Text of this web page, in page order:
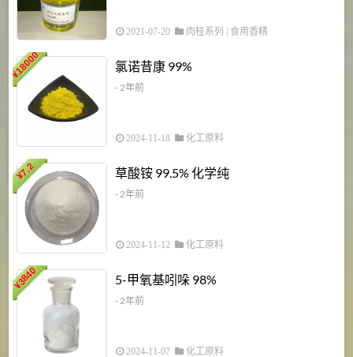
2021-07-20 肉桂系列 食用香精
¥
18000 氯诺昔康 99%
- 2年前
2024-11-18 化工原料
¥
7.2 草酸铵 99.5% 化学纯
- 2年前
2024-11-12 化工原料
¥
3840 5-甲氧基吲哚 98%
- 2年前
2024-11-07 化工原料